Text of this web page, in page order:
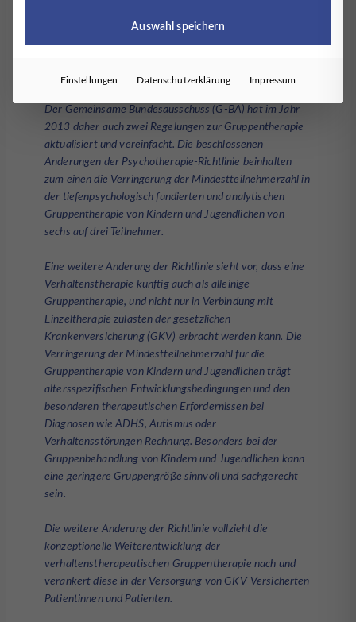
Gruppenpsychotherapie im ambulanten Bereich
in kürzerer Zeit mehr Versicherten geholfen werden.
Der Gemeinsame Bundesausschuss (G-BA) hat im Jahr
2013 daher auch zwei Regelungen zur Gruppentherapie
aktualisiert und vereinfacht. Die beschlossenen
Änderungen der Psychotherapie-Richtlinie beinhalten
zum einen die Verringerung der Mindestteilnehmerzahl in
der tiefenpsychologisch fundierten und analytischen
Gruppentherapie von Kindern und Jugendlichen von
sechs auf drei Teilnehmer.
Eine weitere Änderung der Richtlinie sieht vor, dass eine
Verhaltenstherapie künftig auch als alleinige
Gruppentherapie, und nicht nur in Verbindung mit
Einzeltherapie zulasten der gesetzlichen
Krankenversicherung (GKV) erbracht werden kann. Die
Verringerung der Mindestteilnehmerzahl für die
Gruppentherapie von Kindern und Jugendlichen trägt
altersspezifischen Entwicklungsbedingungen und den
besonderen therapeutischen Erfordernissen bei
Diagnosen wie ADHS, Autismus oder
Verhaltensstörungen Rechnung. Besonders bei der
Gruppenbehandlung von Kindern und Jugendlichen kann
eine geringere Gruppengröße sinnvoll und sachgerecht
sein.
Die weitere Änderung der Richtlinie vollzieht die
konzeptionelle Weiterentwicklung der
verhaltenstherapeutischen Gruppentherapie nach und
verankert diese in der Versorgung von GKV-Versicherten
Patientinnen und Patienten.
Auswahl speichern
Einstellungen Datenschutzerklärung Impressum